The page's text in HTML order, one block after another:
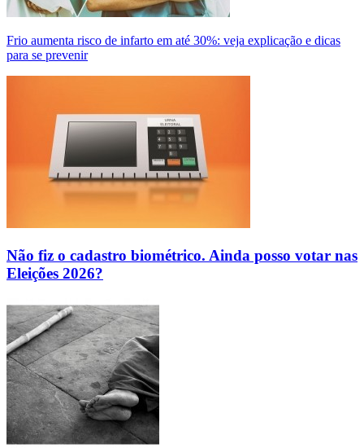
Frio aumenta risco de infarto em até 30%: veja explicação e dicas
para se prevenir
Não fiz o cadastro biométrico. Ainda posso votar nas
Eleições 2026?